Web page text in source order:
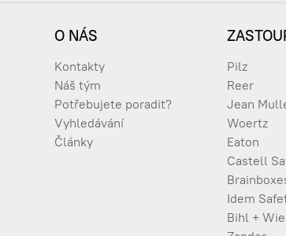
O NÁS
Kontakty
Náš tým
Potřebujete poradit?
Vyhledávání
Články
Pilz
Reer
Jean
Woertz
Eaton
Castell
Idem
Bihl +